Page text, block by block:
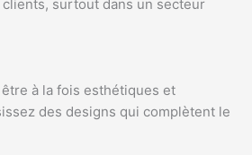
surtout dans un secteur
à la fois esthétiques et
des designs qui complètent le